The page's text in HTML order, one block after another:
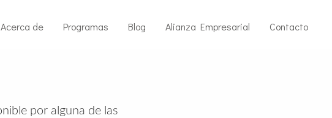
Acerca de Programas Blog Alianza Empresarial Contacto